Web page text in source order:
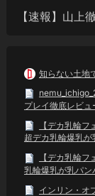
【速報】山上
知らない土地
プレイ徹底レビュ
【デカ乳輪
超デカ乳輪爆乳
【デカ乳輪
乳輪爆乳が乳パ
インリン・オ